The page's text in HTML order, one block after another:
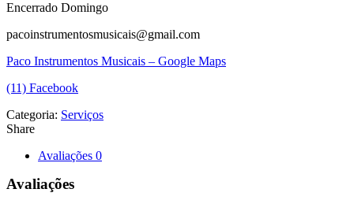
Encerrado Domingo
pacoinstrumentosmusicais@gmail.com
Paco Instrumentos Musicais – Google Maps
(11) Facebook
Categoria: Serviços
Share
Avaliações 0
Avaliações